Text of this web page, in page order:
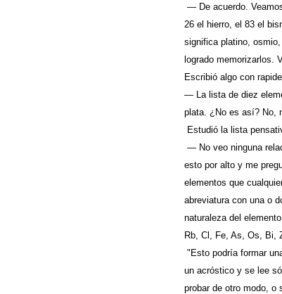
— De acuerdo.
26 el hierro, el 83 el
significa platino,
logrado memorizarlos.
Escribió algo con
— La lista de diez
plata. ¿No es así? No,
Estudió la lista
— No veo ninguna
esto por alto y me
elementos que
abreviatura con una o
naturaleza del
Rb, Cl, Fe, As, Os, Bi,
"Esto podría formar
un acróstico y se lee
probar de otro modo, o